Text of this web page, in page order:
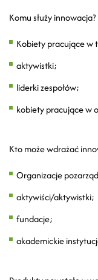
Komu służy innowacja?
Kobiety pracujące w
aktywistki;
liderki zespołów;
kobiety pracujące w
Kto może wdrażać
Organizacje
aktywiści/aktywistki;
fundacje;
akademickie